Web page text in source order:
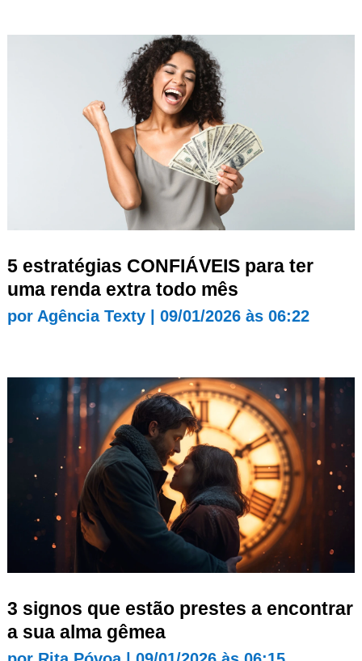
5 estratégias CONFIÁVEIS para ter
uma renda extra todo mês
por Agência Texty| 09/01/2026 às 06:22
3 signos que estão prestes a encontrar
a sua alma gêmea